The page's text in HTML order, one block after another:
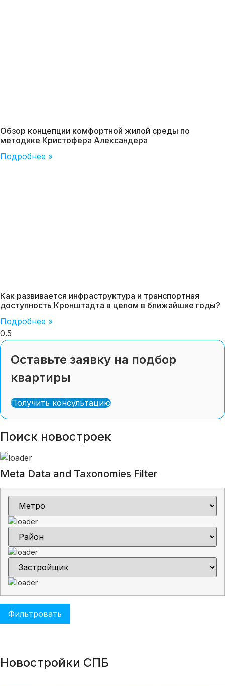
Обзор концепции комфортной жилой среды по
методике Кристофера Александера
Подробнее »
Как развивается инфраструктура и транспортная
доступность Кронштадта в целом в ближайшие годы?
Подробнее »
Оставьте заявку на подбор
квартиры
Получить консультацию
Поиск новостроек
Meta Data and Taxonomies Filter
Новостройки СПБ